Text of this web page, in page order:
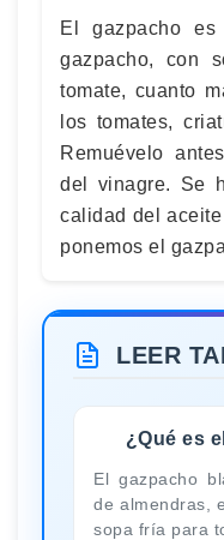
El gazpacho
gazpacho, con
tomate, cuanto
los tomates,
Remuévelo
del vinagre. Se
calidad del
ponemos el
LEER
¿Qué es
El gazpacho
de almendras,
sopa fría para